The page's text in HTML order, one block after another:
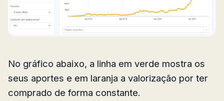
No gráfico abaixo, a linha em verde mostra os
seus aportes e em laranja a valorização por ter
comprado de forma constante.